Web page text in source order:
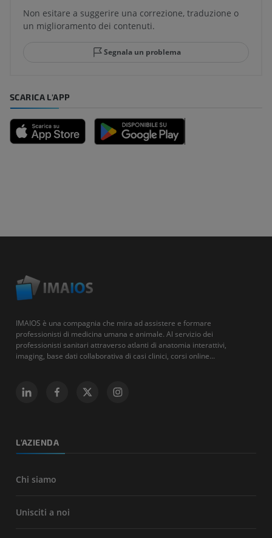
Non esitare a suggerire una correzione, traduzione o
un miglioramento dei contenuti.
Segnala un problema
SCARICA L'APP
IMAIOS è una compagnia che mira ad assistere e formare
professionisti di medicina umana e animale. Al servizio dei
professionisti sanitari attraverso atlanti di anatomia interattivi,
imaging, base dati collaborativa di casi clinici, corsi online...
L'AZIENDA
Chi siamo
Unisciti a noi